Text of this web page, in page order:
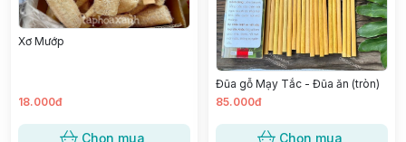
Xơ Mướp
18.000đ
Chọn mua
Đũa gỗ Mạy Tắc - Đũa ăn (tròn)
85.000đ
Chọn mua